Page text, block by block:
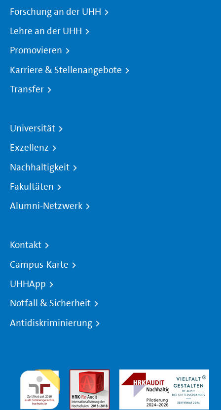
Forschung an der UHH
Lehre an der UHH
Promovieren
Karriere & Stellenangebote
Transfer
Universität
Exzellenz
Nachhaltigkeit
Fakultäten
Alumni-Netzwerk
Kontakt
Campus-Karte
UHHApp
Notfall & Sicherheit
Antidiskriminierung